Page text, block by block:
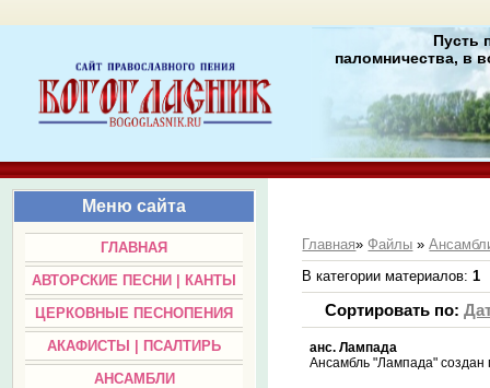
Пусть
паломничества, в
Меню сайта
ГЛАВНАЯ
АВТОРСКИЕ ПЕСНИ | КАНТЫ
ЦЕРКОВНЫЕ ПЕСНОПЕНИЯ
АКАФИСТЫ | ПСАЛТИРЬ
АНСАМБЛИ
Главная»Файлы »
В категории материалов:1
Сортировать по:
анс. Лампада
Ансамбль "Лампада" создан